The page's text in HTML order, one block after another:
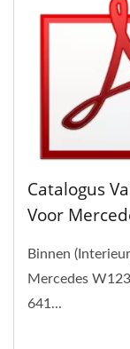
Catalogus
Voor
Binnen
Mercedes
641...